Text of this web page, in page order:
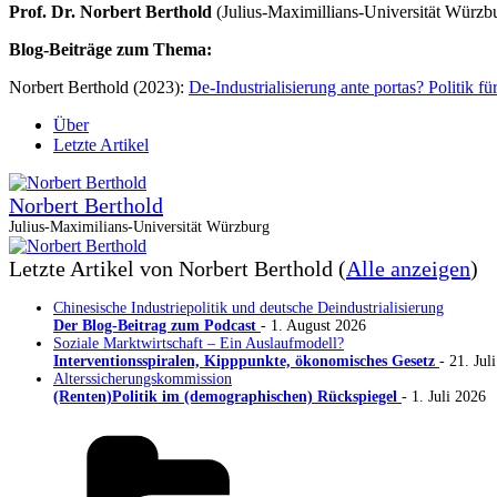
Prof. Dr. Norbert Berthold (Julius-Maximillians-Universität
Blog-Beiträge zum Thema:
Norbert Berthold (2023): De-Industrialisierung ante portas? Politik
Über
Letzte Artikel
Norbert Berthold
Julius-Maximilians-Universität Würzburg
Letzte Artikel von Norbert Berthold (Alle anzeigen)
Chinesische Industriepolitik und deutsche Deindustrialisierung
Der Blog-Beitrag zum Podcast - 1. August 2026
Soziale Marktwirtschaft – Ein Auslaufmodell?
Interventionsspiralen, Kipppunkte, ökonomisches Gesetz - 21.
Alterssicherungskommission
(Renten)Politik im (demographischen) Rückspiegel - 1. Juli 2026